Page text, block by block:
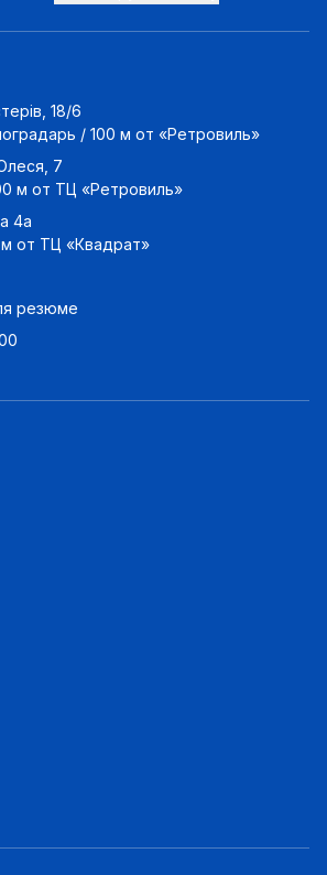
18/6
/ 100 м от «Ретровиль»
7
м от ТЦ «Ретровиль»
4а
м от ТЦ «Квадрат»
резюме